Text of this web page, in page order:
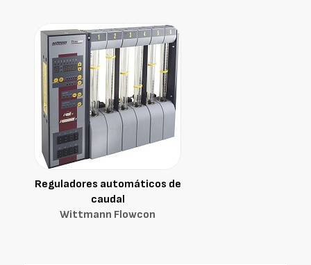
Reguladores automáticos de
caudal
Wittmann Flowcon